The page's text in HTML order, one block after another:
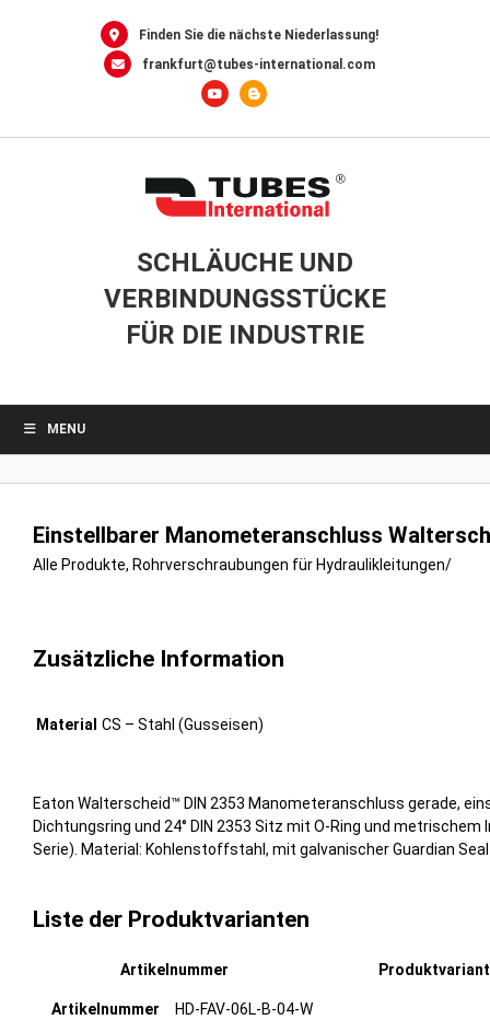
Finden Sie die nächste Niederlassung!
frankfurt@tubes-international.com
SCHLÄUCHE UND
VERBINDUNGSSTÜCKE
FÜR DIE INDUSTRIE
MENU
Einstellbarer Manometeranschluss
Alle Produkte, Rohrverschraubungen für Hydraulikleitungen/
Zusätzliche Information
Material CS – Stahl (Gusseisen)
Eaton Walterscheid™ DIN 2353 Manometeranschluss gerade,
Dichtungsring und 24° DIN 2353 Sitz mit O-Ring und
Serie). Material: Kohlenstoffstahl, mit galvanischer Guardian
Liste der Produktvarianten
Artikelnummer
HD-FAV-06L-B-04-W